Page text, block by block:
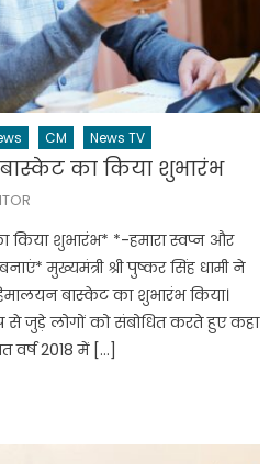
CM News TV
का किया शुभारंभ
किया शुभारंभ* *-हमारा स्वप्न और
मुख्यमंत्री श्री पुष्कर सिंह धामी ने
बास्केट का शुभारंभ किया।
से जुड़े लोगों को संबोधित करते हुए कहा
2018 में […]